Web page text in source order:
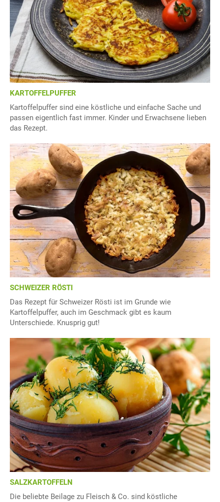
KARTOFFELPUFFER
Kartoffelpuffer sind eine köstliche und einfache Sache und
passen eigentlich fast immer. Kinder und Erwachsene lieben
das Rezept.
SCHWEIZER RÖSTI
Das Rezept für Schweizer Rösti ist im Grunde wie
Kartoffelpuffer, auch im Geschmack gibt es kaum
Unterschiede. Knusprig gut!
SALZKARTOFFELN
Die beliebte Beilage zu Fleisch & Co. sind köstliche